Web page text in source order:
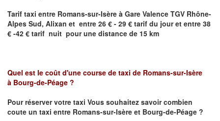
Tarif taxi entre Romans-sur-Isère à Gare Valence TGV Rhône-
Alpes Sud, Alixan et entre 26 € - 29 € tarif du jour et entre 38
€ -42 € tarif nuit pour une distance de 15 km
Quel est le coût d'une course de taxi de Romans-sur-Isère
à Bourg-de-Péage ?
Pour réserver votre taxi Vous souhaitez savoircombien
coute un taxi entre Romans-sur-Isère et Bourg-de-Péage ?